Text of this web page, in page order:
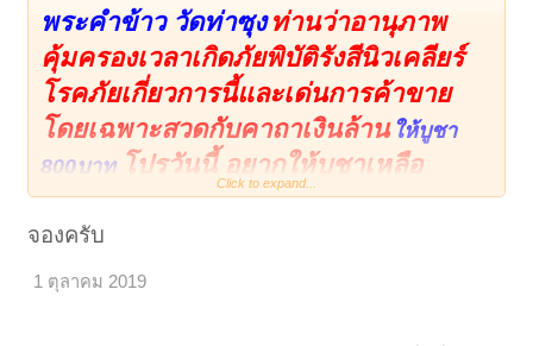
พระคำข้าว วัดท่าซุง ท่านว่าอานุภาพ
คุ้มครองเวลาเกิดภัยพิบัติรังสีนิวเคลียร์
โรคภัยเกี่ยวการนี้และเด่นการค้าขาย
โดยเฉพาะสวดกับคาถาเงินล้าน ให้บูชา
800บาท โปรวันนี้ อยากให้บูชาเหลือ
500บาท
Click to expand...
จองครับ
1 ตุลาคม 2019